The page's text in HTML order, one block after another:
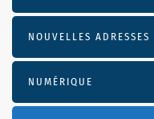
NOUVELLES ADRESSES
NUMÉRIQUE